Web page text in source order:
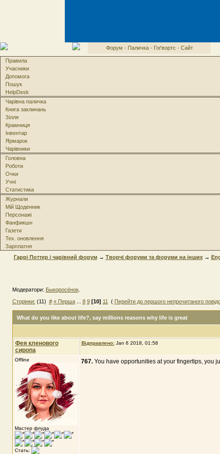
Форум · Паличка· Гоґвортс · Сайт
Правила
Учасники
Допомога
Пошук
HelpDesk
Чарівна паличка
Книга заклинань
Зілля
Крамниця
Інвентар
Ярмарок
Чарівники
Головна
Роботи
Очки
Учні
Статистика
Журнали
Мій Щоденник
Персонажі
Фанфикшн
Газети
Тех. оновлення
Зарплатня
Гаррі Поттер і чарівний форум→ Творчі форуми та форуми на інших→
Модератори: Быкоросёнок.
Сторінки: (11) # « Перша... 8 9 [10] 11 ( Перейти до першого непрочитаного
What do you like about life?, say millions reasons why life is great
Фея кленового
сиропа
Відправлено: Jan 6 2018, 01:58
Offline
Мастер флуда
Стать:
767.You have opportunities at your fingertips, you